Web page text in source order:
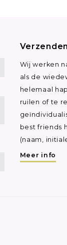
Wij werken
als de
helemaal
ruilen of te
best friends
(naam,
Meer info